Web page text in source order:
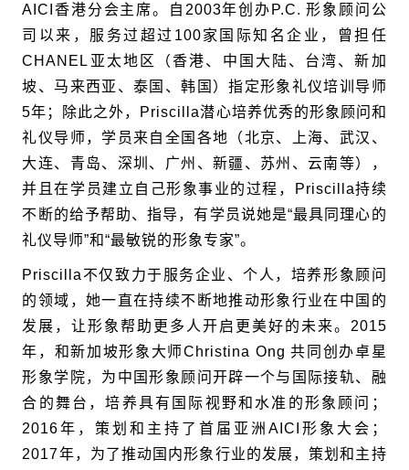
AICI 香港分会主席。自 2003年创办 P.C.形象顾问公
司以来，服务过超过 100家国际知名企业，曾担任
CHANEL 亚太地区（香港、中国大陆、台湾、新加
坡、马来西亚、泰国、韩国）指定形象礼仪培训导师
5年；除此之外， Priscilla潜心培养优秀的形象顾问和
礼仪导师，学员来自全国各地（北京、上海、武汉、
大连、青岛、深圳、广州、新疆、苏州、云南等），
并且在学员建立自己形象事业的过程，
Priscilla持续
不断的给予帮助、指导，有学员说她是“最具同理心的
礼仪导师”和“最敏锐的形象专家”。
Priscilla 不仅致力于服务企业、个人，培养形象顾问
的领域，她一直在持续不断地推动形象行业在中国的
发展，让形象帮助更多人开启更美好的未来。 2015
年，和新加坡形象大师Christina Ong共同创办卓星
形象学院，为中国形象顾问开辟一个与国际接轨、融
合的舞台，培养具有国际视野和水准的形象顾问；
2016年，策划和主持了首届亚洲 AICI 形象大会；
2017年，为了推动国内形象行业的发展，策划和主持